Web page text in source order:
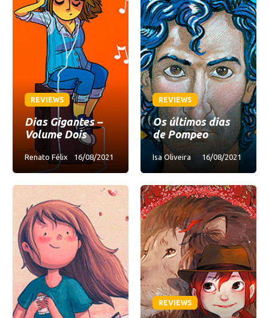
REVIEWS
Dias Gigantes –
Volume Dois
Renato Félix 16/08/2021
REVIEWS
Os últimos dias
de Pompeo
Isa Oliveira 16/08/2021
REVIEWS